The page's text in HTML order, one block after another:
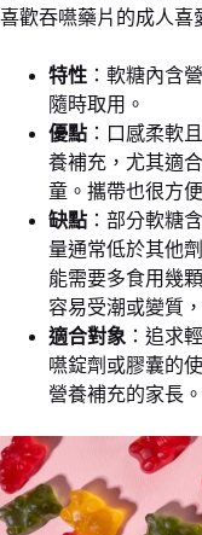
喜歡吞嚥藥片的成人喜
特性 ：軟糖內含
隨時取用。
優點 ：口感柔軟
養補充，尤其適
童。攜帶也很方
缺點 ：部分軟糖
量通常低於其他
能需要多食用幾
容易受潮或變質
適合對象 ：追求
嚥錠劑或膠囊的
營養補充的家長。